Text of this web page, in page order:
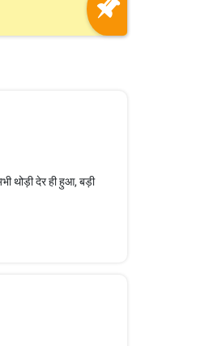
थोड़ी देर ही हुआ, बड़ी